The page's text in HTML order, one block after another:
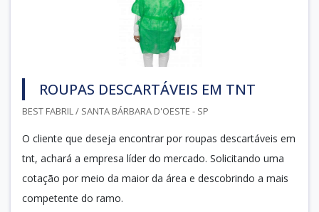
ROUPAS DESCARTÁVEIS EM TNT
BEST FABRIL / SANTA BÁRBARA D'OESTE - SP
O cliente que deseja encontrar por roupas descartáveis em
tnt, achará a empresa líder do mercado. Solicitando uma
cotação por meio da maior da área e descobrindo a mais
competente do ramo.